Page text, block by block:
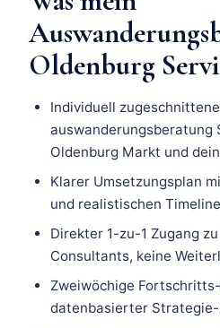
Oldenburg
Individuell zugeschnittene
auswanderungsberatung
Oldenburg Markt und
Klarer Umsetzungsplan
und realistischen
Direkter 1-zu-1 Zugang
Consultants, keine
Zweiwöchige
datenbasierter Strategie-